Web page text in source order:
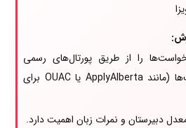
را از طریق پورتال‌های رسمی
دانشگاه یا برخی ایالت‌ها (مانند ApplyAlberta یا OUAC برای
دبیرستان و نمرات زبان اهمیت دارد.